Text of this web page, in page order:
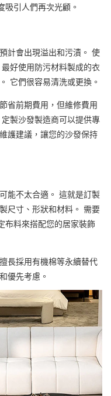
引人們再次光顧。
計會出現溢出和污漬。 使
好使用防污材料製成的衣
它們很容易清洗或更換。
省前期費用，但維修費用
製沙發製造商可以提供專
護建議，讓您的沙發保持
能不太合適。 這就是訂製
尺寸、形狀和材料。 需要
布料來搭配您的居家裝飾
長採用有機棉等永續替代
優先考慮。